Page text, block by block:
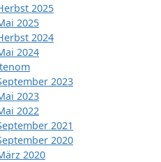
2025
2025
2024
2024
2023
2023
2022
2021
2020
2020